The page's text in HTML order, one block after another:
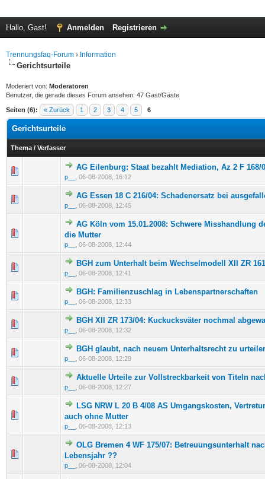
Hallo, Gast! Anmelden Registrieren
Trennungsfaq-Forum › Information
Gerichtsurteile
Moderiert von: Moderatoren
Benutzer, die gerade dieses Forum ansehen: 47 Gast/Gäste
Seiten (6): « Zurück 1 2 3 4 5 6
Gerichtsurteile
Thema / Verfasser
AG Eilenburg: Staat bezahlt Mediation, Az 2 F 168/
p__ 06-08-2008, 16:12
0 Bewertung(en) - 0 von 5 durchschnittlich
1 2345
AG Essen 18 C 216/04: Schadenersatz bei
p__ 06-08-2008, 12:45
0 Bewertung(en) - 0 von 5 durchschnittlich
1 2345
AG Köln vom 15.01.2008: Schwere Misshandlung
die Mutter
p__ 06-08-2008, 12:44
0 Bewertung(en) - 0 von 5 durchschnittlich
BGH zum Unterhalt beim Wechselmodell XII ZR
p__ 06-08-2008, 12:41
0 Bewertung(en) - 0 von 5 durchschnittlich
12345
BGH: Familienzuschlag in Lebenspartnerschaften
p__ 06-08-2008, 12:33
0 Bewertung(en) - 0 von 5 durchschnittlich
12345
BGH XII ZR 173/04: Kuckucksväter nochmal
p__ 06-08-2008, 12:32
0 Bewertung(en) - 0 von 5 durchschnittlich
1234 5
BGH glaubt, nach neuem Unterhaltsrecht zu
p__ 06-08-2008, 12:29
0 Bewertung(en) - 0 von 5 durchschnittlich
12345
Aktuelle Urteile zur Vollstreckbarkeit von Titeln
p__ 06-08-2008, 12:27
0 Bewertung(en) - 0 von 5 durchschnittlich
1234
LSG NRW L 20 B 4/08 AS Umgangskosten,
auch ohne Mutter
p__ 06-08-2008, 12:13
0 Bewertung(en) - 0 von 5 durchschnittlich
1
OLG Bremen 4 WF 175/07: Betreuungsunterhalt
Lebensjahr ??
p__ 06-08-2008, 12:04
0 Bewertung(en) - 0 von 5 durchschnittlich